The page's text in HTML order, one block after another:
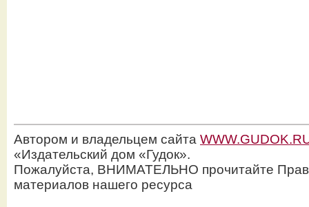
Автором и владельцем сайта
«Издательский дом «Гудок».
Пожалуйста, ВНИМАТЕЛЬНО прочитайте
материалов нашего ресурса